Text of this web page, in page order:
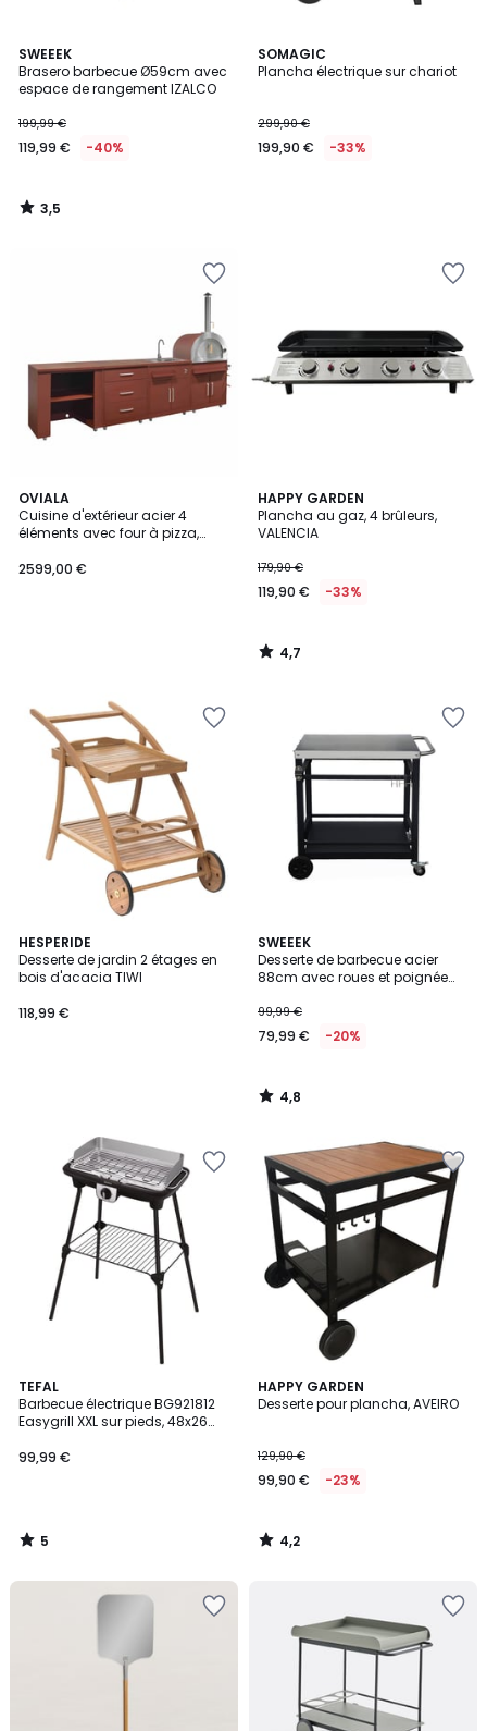
SWEEEK
Brasero barbecue Ø59cm avec
espace de rangement IZALCO
199,99 €
119,99 € -40%
3,5
/ 5
3,5
/
SOMAGIC
Plancha électrique sur chariot
299,90 €
199,90 € -33%
OVIALA
Cuisine d'extérieur acier 4
éléments avec four à pizza,
2599,00 €
HAPPY GARDEN
Plancha au gaz, 4 brûleurs,
VALENCIA
179,90 €
119,90 € -33%
4,7
/ 5
4,7
/
HESPERIDE
Desserte de jardin 2 étages en
bois d'acacia TIWI
118,99 €
SWEEEK
Desserte de barbecue acier
88cm avec roues et poignée
99,99 €
79,99 € -20%
4,8
/ 5
4,8
/
TEFAL
Barbecue électrique BG921812
Easygrill XXL sur pieds, 48x26
99,99 €
5
/
5
5
/
HAPPY GARDEN
Desserte pour plancha, AVEIRO
129,90 €
99,90 € -23%
4,2
/ 5
4,2
/